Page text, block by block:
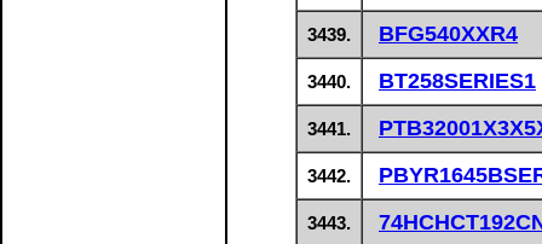
3439. BFG540XXR4
3440. BT258SERIES1
3441.
3442.
3443.